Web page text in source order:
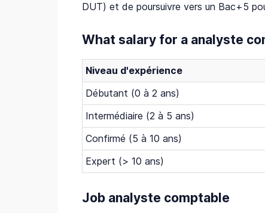
DUT) et de poursuivre vers un Bac+5
What salary for a analyste
Niveau d'expérience
Débutant (0 à 2 ans)
Intermédiaire (2 à 5 ans)
Confirmé (5 à 10 ans)
Expert (> 10 ans)
Job analyste comptable